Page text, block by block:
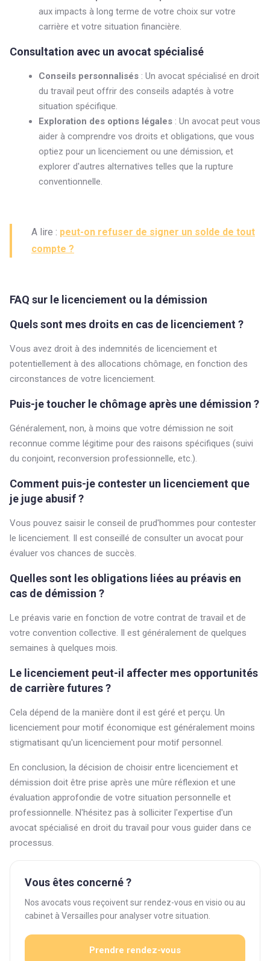
aux impacts à long terme de votre choix sur votre
carrière et votre situation financière.
Consultation avec un avocat spécialisé
Conseils personnalisés : Un avocat spécialisé en droit
du travail peut offrir des conseils adaptés à votre
situation spécifique.
Exploration des options légales : Un avocat peut vous
aider à comprendre vos droits et obligations, que vous
optiez pour un licenciement ou une démission, et
explorer d'autres alternatives telles que la rupture
conventionnelle.
A lire : peut-on refuser de signer un solde de tout
compte ?
FAQ sur le licenciement ou la démission
Quels sont mes droits en cas de licenciement ?
Vous avez droit à des indemnités de licenciement et
potentiellement à des allocations chômage, en fonction des
circonstances de votre licenciement.
Puis-je toucher le chômage après une démission ?
Généralement, non, à moins que votre démission ne soit
reconnue comme légitime pour des raisons spécifiques (suivi
du conjoint, reconversion professionnelle, etc.).
Comment puis-je contester un licenciement que
je juge abusif ?
Vous pouvez saisir le conseil de prud'hommes pour contester
le licenciement. Il est conseillé de consulter un avocat pour
évaluer vos chances de succès.
Quelles sont les obligations liées au préavis en
cas de démission ?
Le préavis varie en fonction de votre contrat de travail et de
votre convention collective. Il est généralement de quelques
semaines à quelques mois.
Le licenciement peut-il affecter mes opportunités
de carrière futures ?
Cela dépend de la manière dont il est géré et perçu. Un
licenciement pour motif économique est généralement moins
stigmatisant qu'un licenciement pour motif personnel.
En conclusion, la décision de choisir entre licenciement et
démission doit être prise après une mûre réflexion et une
évaluation approfondie de votre situation personnelle et
professionnelle. N'hésitez pas à solliciter l'expertise d'un
avocat spécialisé en droit du travail pour vous guider dans ce
processus.
Vous êtes concerné ?
Nos avocats vous reçoivent sur rendez-vous en visio ou au
cabinet à Versailles pour analyser votre situation.
Prendre rendez-vous